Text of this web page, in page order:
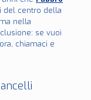
del centro della
nella
se vuoi
chiamaci e